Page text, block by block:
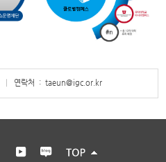
연락처 : taeun@igc.or.kr